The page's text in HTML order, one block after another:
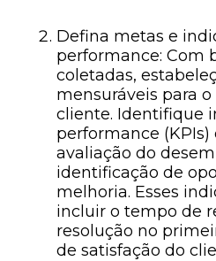
Defina metas e
performance: Com
coletadas,
mensuráveis para
cliente. Identifique
performance
avaliação do
identificação de
melhoria. Esses
incluir o tempo de
resolução no
de satisfação do